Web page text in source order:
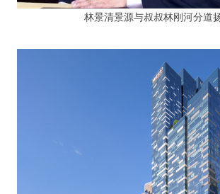
林景清景源与叔叔林刚河分道